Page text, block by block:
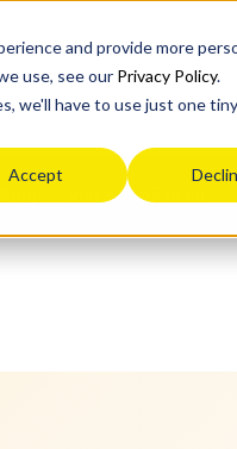
and provide more
use, see our Privacy Policy.
we'll have to use just one
Accept
Viața după liceu